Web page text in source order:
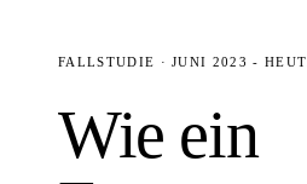
FALLSTUDIE · JUNI 2023 -
Wie ein